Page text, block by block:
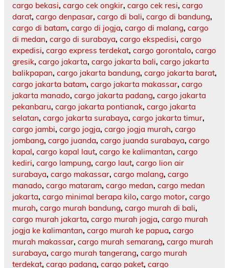
cargo bekasi, cargo cek ongkir, cargo cek resi, cargo
darat, cargo denpasar, cargo di bali, cargo di bandung,
cargo di batam, cargo di jogja, cargo di malang, cargo
di medan, cargo di surabaya, cargo ekspedisi, cargo
expedisi, cargo express terdekat, cargo gorontalo, cargo
gresik, cargo jakarta, cargo jakarta bali, cargo jakarta
balikpapan, cargo jakarta bandung, cargo jakarta barat,
cargo jakarta batam, cargo jakarta makassar, cargo
jakarta manado, cargo jakarta padang, cargo jakarta
pekanbaru, cargo jakarta pontianak, cargo jakarta
selatan, cargo jakarta surabaya, cargo jakarta timur,
cargo jambi, cargo jogja, cargo jogja murah, cargo
jombang, cargo juanda, cargo juanda surabaya, cargo
kapal, cargo kapal laut, cargo ke kalimantan, cargo
kediri, cargo lampung, cargo laut, cargo lion air
surabaya, cargo makassar, cargo malang, cargo
manado, cargo mataram, cargo medan, cargo medan
jakarta, cargo minimal berapa kilo, cargo motor, cargo
murah, cargo murah bandung, cargo murah di bali,
cargo murah jakarta, cargo murah jogja, cargo murah
jogja ke kalimantan, cargo murah ke papua, cargo
murah makassar, cargo murah semarang, cargo murah
surabaya, cargo murah tangerang, cargo murah
terdekat, cargo padang, cargo paket, cargo